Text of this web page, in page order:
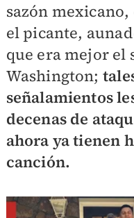
sazón
el picante,
que era mejor el
Washington;
señalamientos
decenas de
ahora ya tienen
canción.